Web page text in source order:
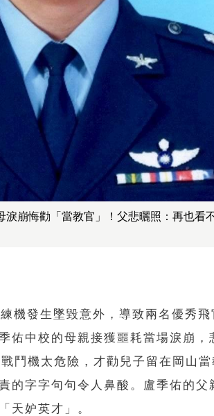
崩悔勸「當教官」！父悲曬照：再也看
機發生墜毀意外，導致兩名優秀
佑中校的母親接獲噩耗當場淚崩，
鬥機太危險，才勸兒子留在岡山
的字字句句令人鼻酸。盧季佑的父
天妒英才」。